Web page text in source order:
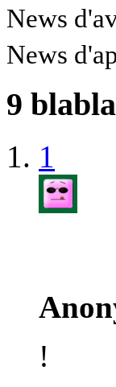
News
News
9
1
!